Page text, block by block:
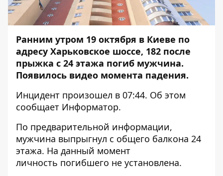
Ранним утром 19 октября в Киеве по
адресу Харьковское шоссе, 182 после
прыжка с 24 этажа погиб мужчина.
Появилось видео момента падения.
Инцидент произошел в 07:44. Об этом
сообщает Информатор.
По предварительной информации,
мужчина выпрыгнул с общего балкона 24
этажа. На данный момент
личность погибшего не установлена.